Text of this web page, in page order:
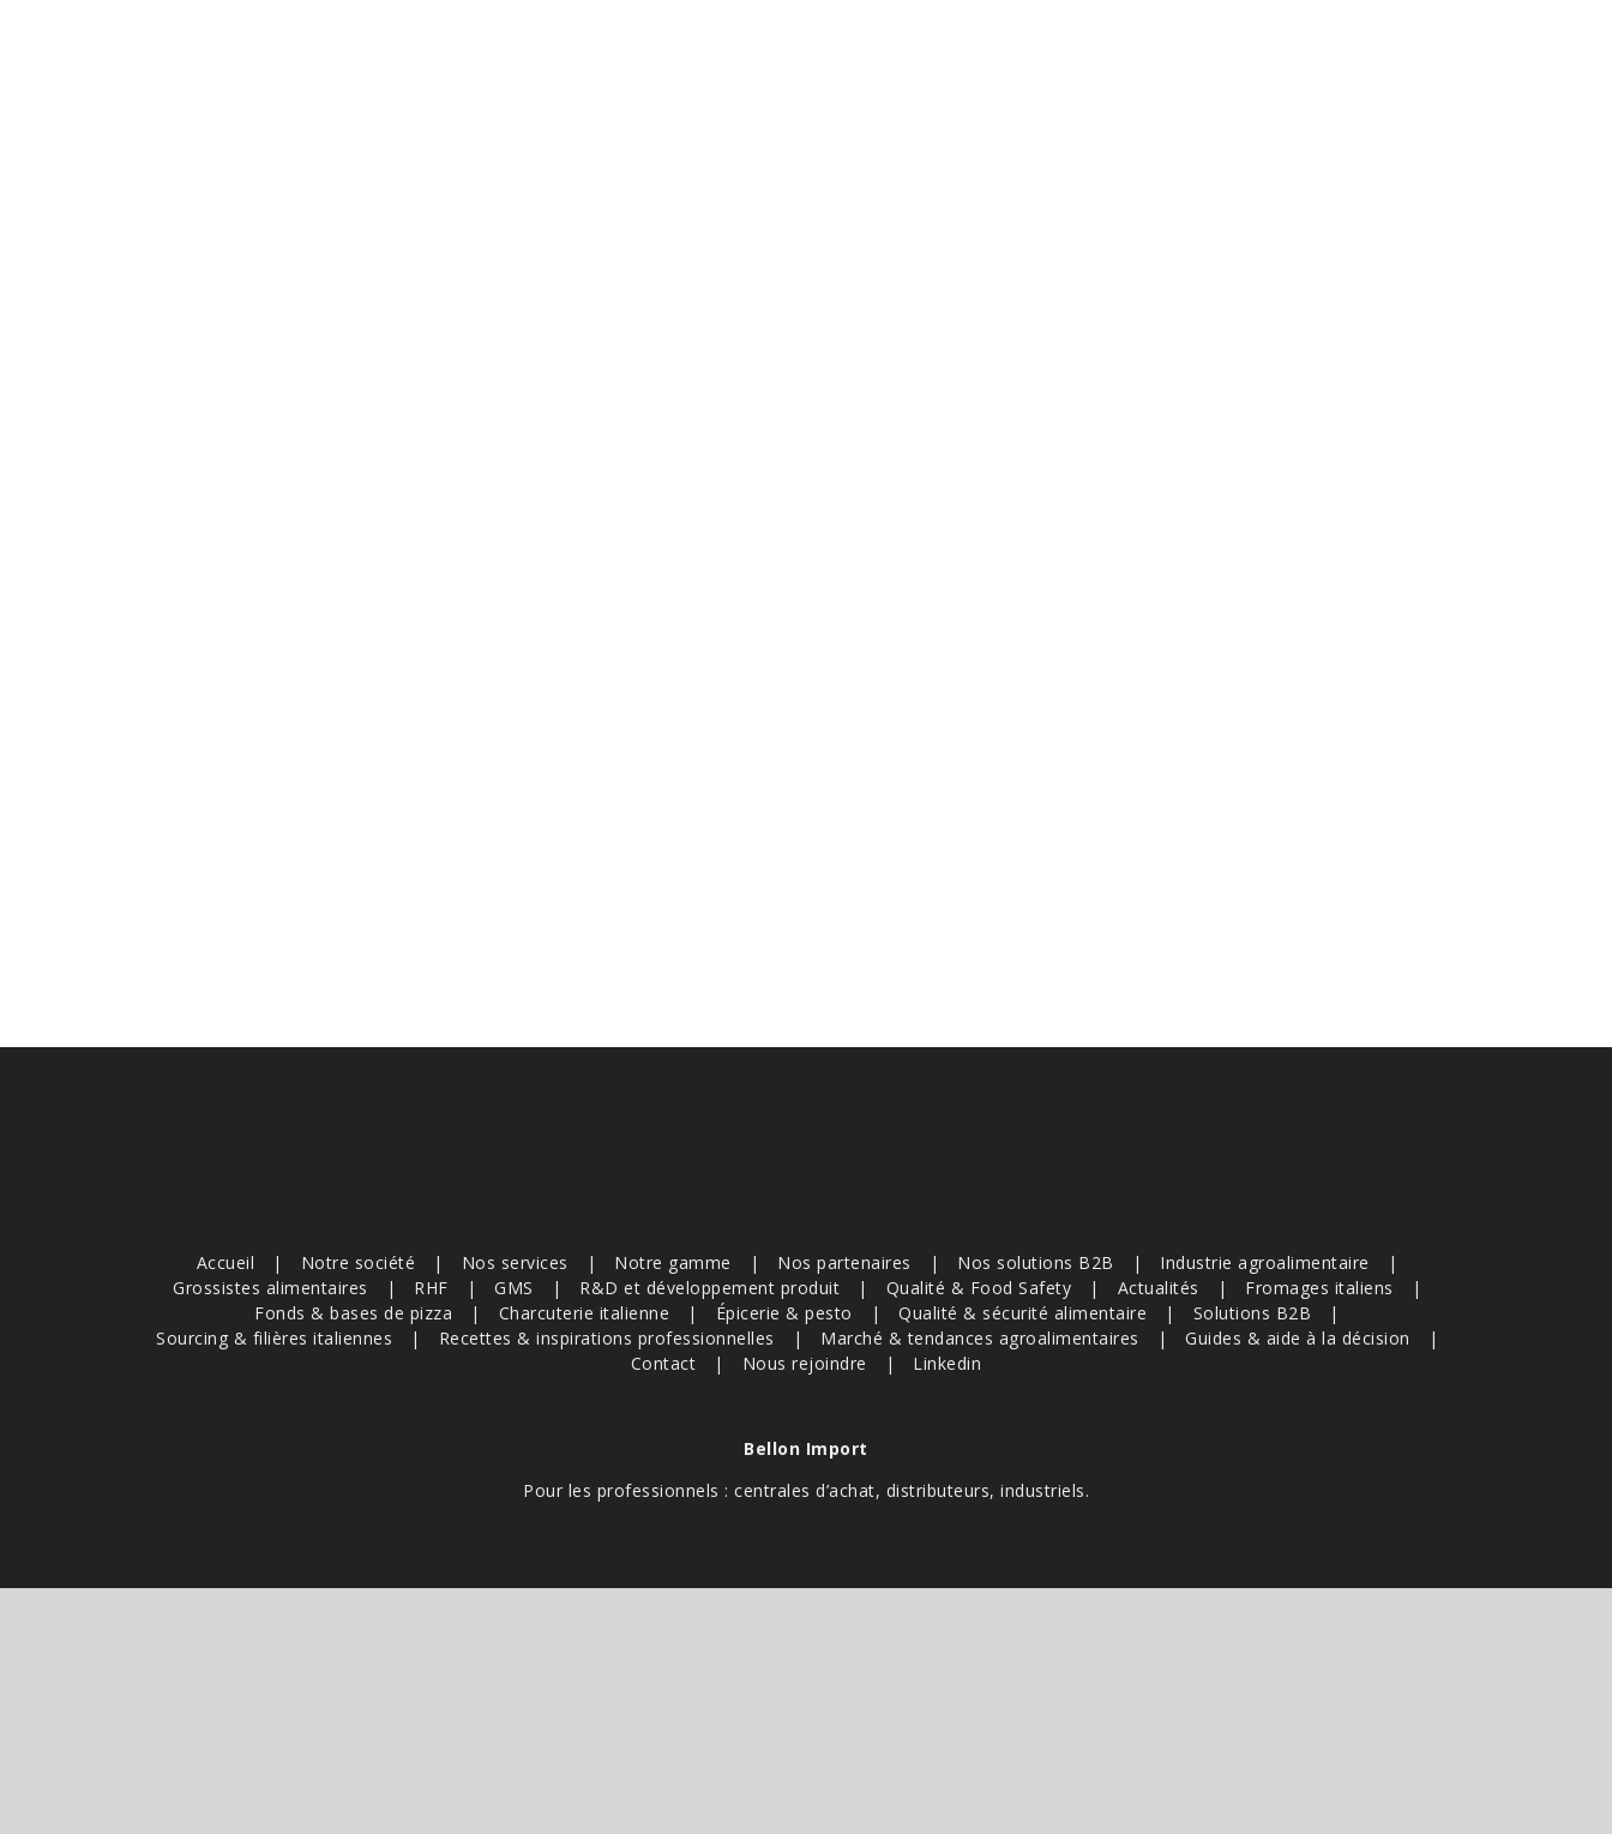
Accueil Notre société Nos services Notre gamme Nos partenaires Nos solutions B2B
Industrie agroalimentaire
Grossistes alimentaires
RHF GMS R&D et développement produit Qualité & Food Safety Actualités
Fromages italiens
Fonds & bases de pizza
Charcuterie italienne Épicerie & pesto Qualité & sécurité alimentaire
Solutions B2B
Sourcing & filières italiennes
Recettes & inspirations professionnelles Marché & tendances agroalimentaires
Guides & aide à la décision
Contact
Nous rejoindre Linkedin
Bellon Import
Pour les professionnels : centrales d’achat, distributeurs, industriels.